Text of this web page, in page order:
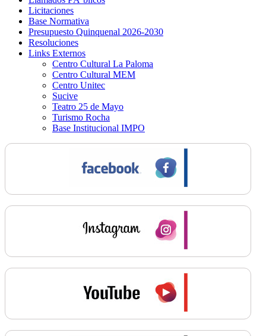
Licitaciones
Base Normativa
Presupuesto Quinquenal 2026-2030
Resoluciones
Links Externos
Centro Cultural La Paloma
Centro Cultural MEM
Centro Unitec
Sucive
Teatro 25 de Mayo
Turismo Rocha
Base Institucional IMPO